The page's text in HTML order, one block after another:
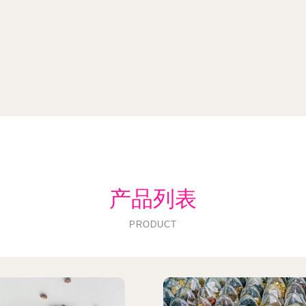
产品列表
PRODUCT